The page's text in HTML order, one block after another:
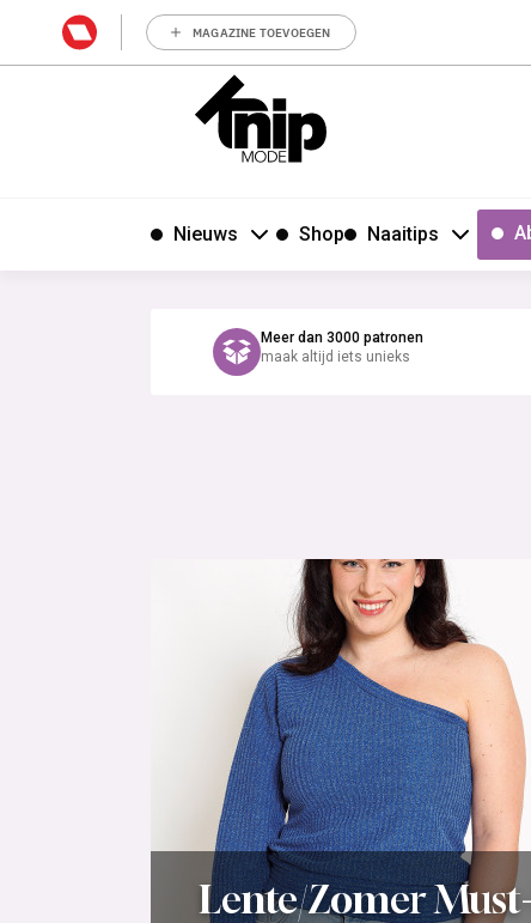
MAGAZINE TOEVOEGEN
Nieuws Shop Naaitips
Meer dan 3000 patronen
maak altijd iets unieks
Lente/Zomer